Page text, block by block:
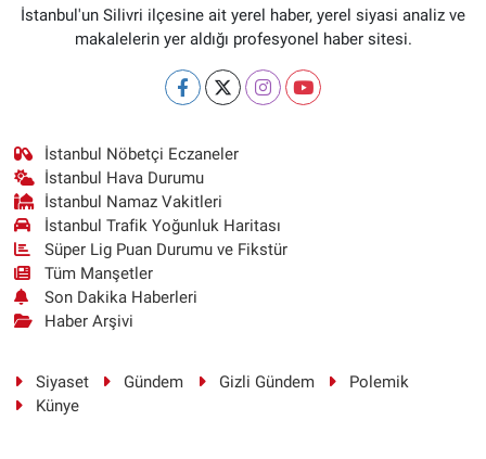
İstanbul'un Silivri ilçesine ait yerel haber, yerel siyasi analiz ve
makalelerin yer aldığı profesyonel haber sitesi.
İstanbul Nöbetçi Eczaneler
İstanbul Hava Durumu
İstanbul Namaz Vakitleri
İstanbul Trafik Yoğunluk Haritası
Süper Lig Puan Durumu ve Fikstür
Tüm Manşetler
Son Dakika Haberleri
Haber Arşivi
Siyaset Gündem Gizli Gündem
Polemik
Künye